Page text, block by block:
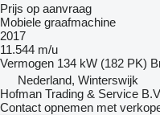
Prijs op aanvraag
Mobiele graafmachine
2017
11.544 m/u
Vermogen 134 kW (182 PK)
Nederland, Winterswijk
Hofman Trading & Service
Contact opnemen met